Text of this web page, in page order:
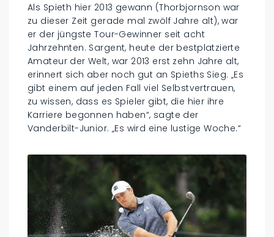
Als Spieth hier 2013 gewann (Thorbjornson war
zu dieser Zeit gerade mal zwölf Jahre alt), war
er der jüngste Tour-Gewinner seit acht
Jahrzehnten. Sargent, heute der bestplatzierte
Amateur der Welt, war 2013 erst zehn Jahre alt,
erinnert sich aber noch gut an Spieths Sieg. „Es
gibt einem auf jeden Fall viel Selbstvertrauen,
zu wissen, dass es Spieler gibt, die hier ihre
Karriere begonnen haben“, sagte der
Vanderbilt-Junior. „Es wird eine lustige Woche.“